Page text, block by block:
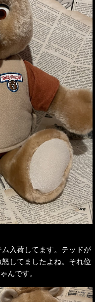
入荷してます。テッドが
してましたよね。それ位
んです。